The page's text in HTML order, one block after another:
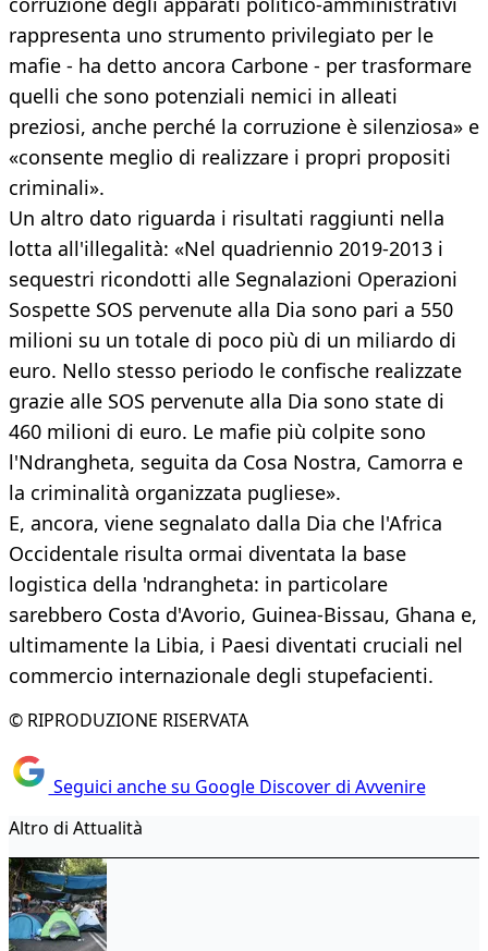
rappresenta uno strumento privilegiato per le
mafie - ha detto ancora Carbone - per trasformare
quelli che sono potenziali nemici in alleati
preziosi, anche perché la corruzione è silenziosa» e
«consente meglio di realizzare i propri propositi
criminali».
Un altro dato riguarda i risultati raggiunti nella
lotta all'illegalità: «Nel quadriennio 2019-2013 i
sequestri ricondotti alle Segnalazioni Operazioni
Sospette SOS pervenute alla Dia sono pari a 550
milioni su un totale di poco più di un miliardo di
euro. Nello stesso periodo le confische realizzate
grazie alle SOS pervenute alla Dia sono state di
460 milioni di euro. Le mafie più colpite sono
l'Ndrangheta, seguita da Cosa Nostra, Camorra e
la criminalità organizzata pugliese».
E, ancora, viene segnalato dalla Dia che l'Africa
Occidentale risulta ormai diventata la base
logistica della 'ndrangheta: in particolare
sarebbero Costa d'Avorio, Guinea-Bissau, Ghana e,
ultimamente la Libia, i Paesi diventati cruciali nel
commercio internazionale degli stupefacienti.
© RIPRODUZIONE RISERVATA
Seguici anche su Google Discover di Avvenire
Altro di Attualità